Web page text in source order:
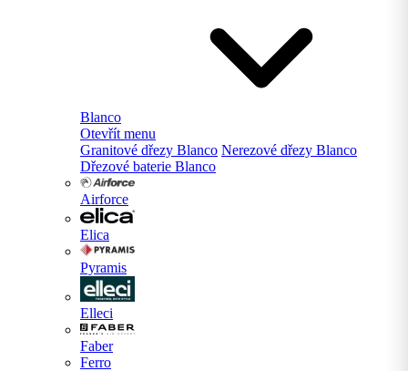
Blanco
Otevřít menu
Granitové dřezy Blanco Nerezové dřezy Blanco
Dřezové baterie Blanco
Airforce
Elica
Pyramis
Elleci
Faber
Ferro